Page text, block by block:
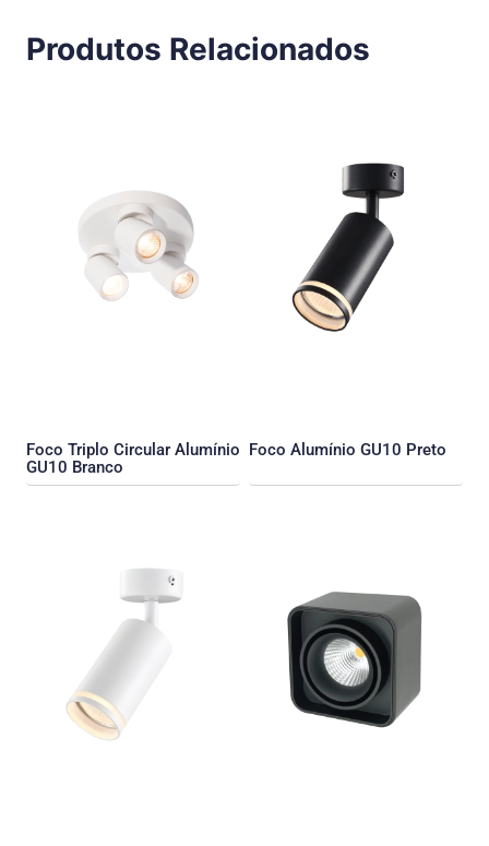
Produtos Relacionados
Foco Triplo Circular Alumínio
GU10 Branco
Foco Alumínio GU10 Preto